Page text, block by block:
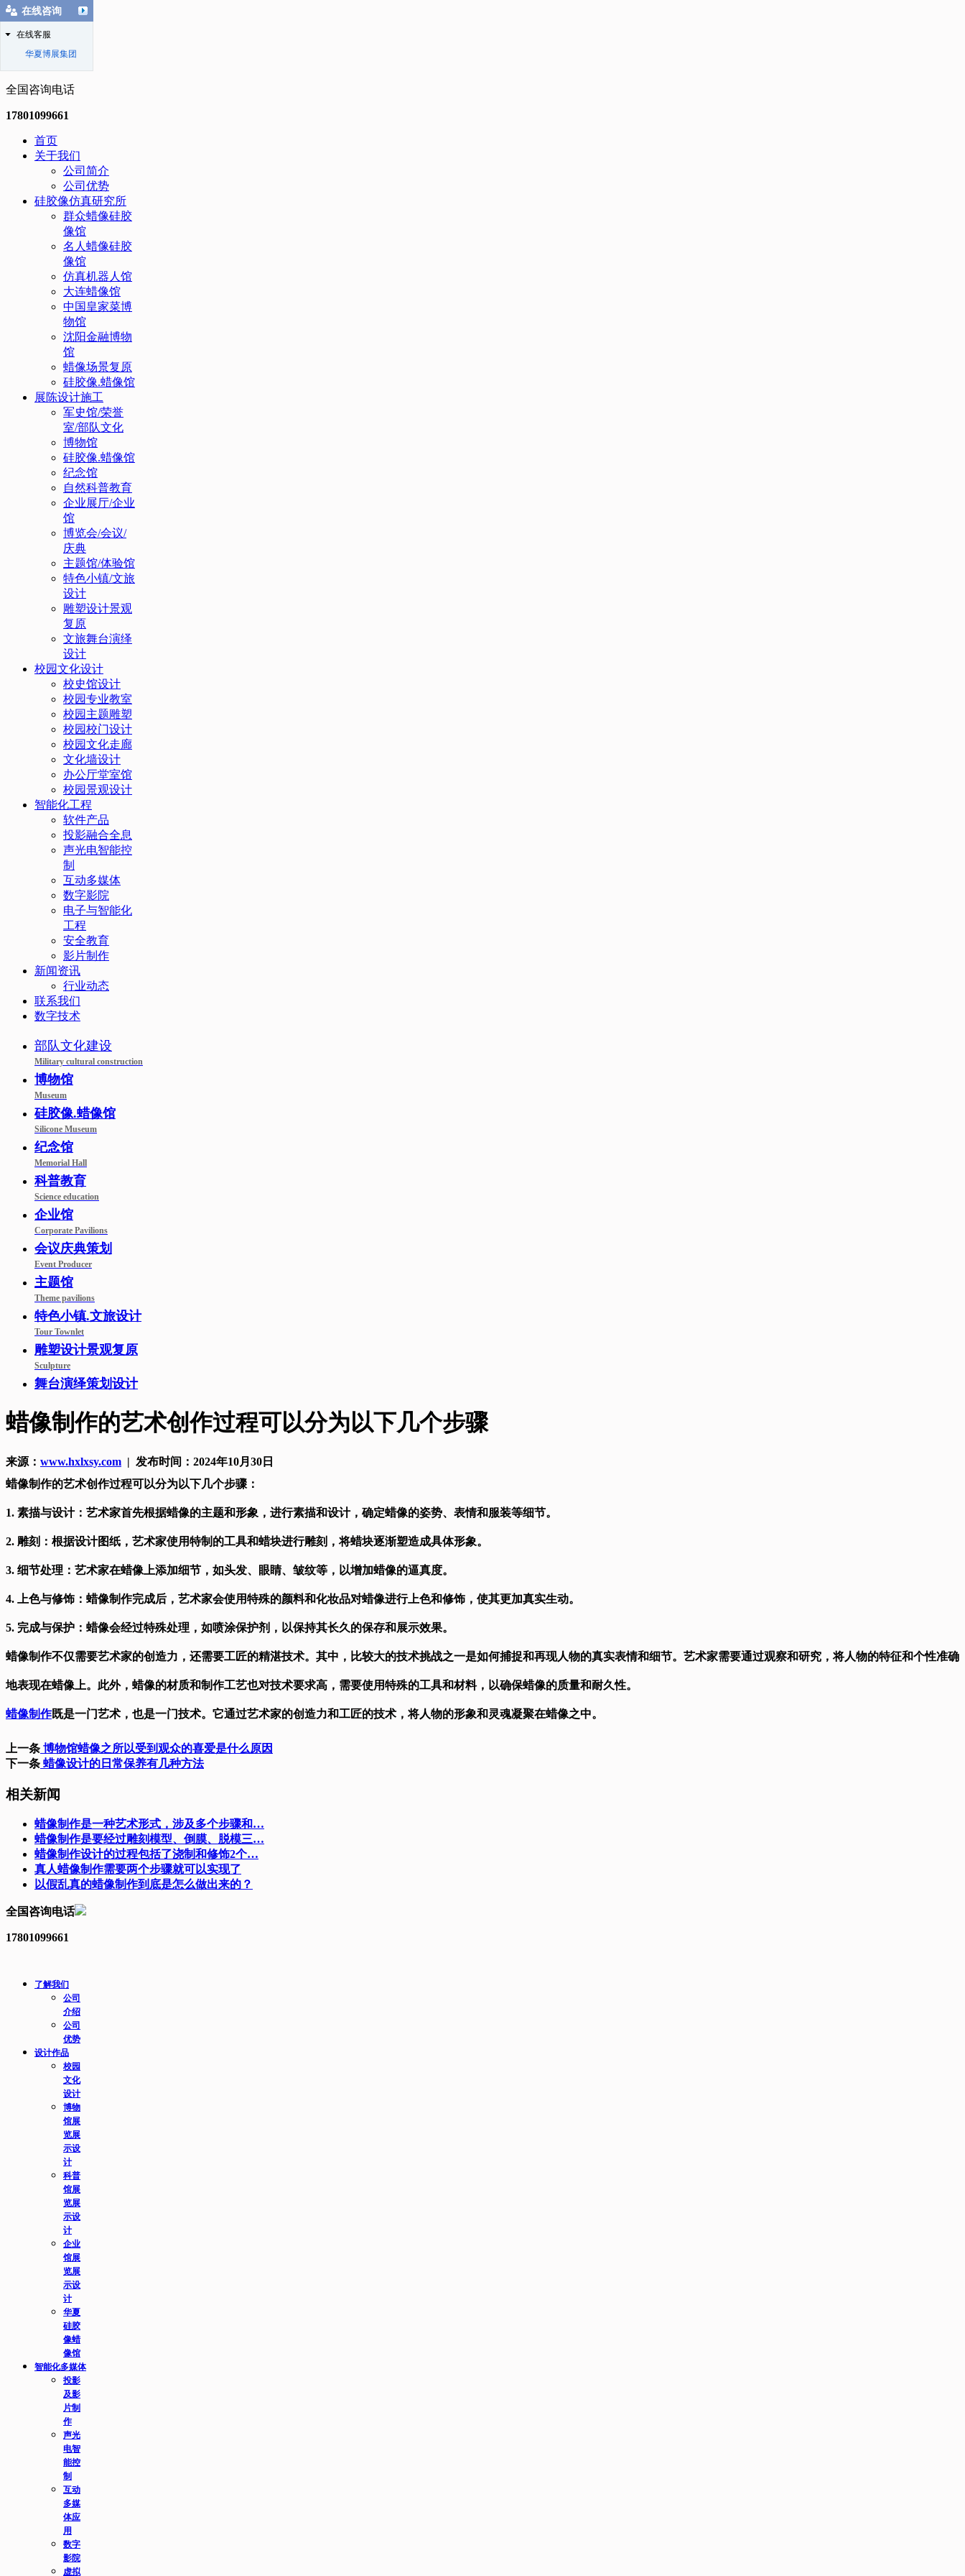
全国咨询电话
17801099661
首页
关于我们
公司简介
公司优势
硅胶像仿真研究所
群众蜡像硅胶
像馆
名人蜡像硅胶
像馆
仿真机器人馆
大连蜡像馆
中国皇家菜博
物馆
沈阳金融博物
馆
蜡像场景复原
硅胶像.蜡像馆
展陈设计施工
军史馆/荣誉
室/部队文化
博物馆
硅胶像.蜡像馆
纪念馆
自然科普教育
企业展厅/企业
馆
博览会/会议/
庆典
主题馆/体验馆
特色小镇/文旅
设计
雕塑设计景观
复原
文旅舞台演绎
设计
校园文化设计
校史馆设计
校园专业教室
校园主题雕塑
校园校门设计
校园文化走廊
文化墙设计
办公厅堂室馆
校园景观设计
智能化工程
软件产品
投影融合全息
声光电智能控
制
互动多媒体
数字影院
电子与智能化
工程
安全教育
影片制作
新闻资讯
行业动态
联系我们
数字技术
部队文化建设
Military cultural construction
博物馆
Museum
硅胶像.蜡像馆
Silicone Museum
纪念馆
Memorial Hall
科普教育
Science education
企业馆
Corporate Pavilions
会议庆典策划
Event Producer
主题馆
Theme pavilions
特色小镇.文旅设计
Tour Townlet
雕塑设计景观复原
Sculpture
舞台演绎策划设计
蜡像制作的艺术创作过程可以分为以下几个步骤
来源： www.hxlxsy.com | 发布时间：2024年10月30日
蜡像制作的艺术创作过程可以分为以下几个步骤：
1. 素描与设计：艺术家首先根据蜡像的主题和形象，进行素描和设计，确定蜡像的姿势、表情和服装等细节。
2. 雕刻：根据设计图纸，艺术家使用特制的工具和蜡块进行雕刻，将蜡块逐渐塑造成具体形象。
3. 细节处理：艺术家在蜡像上添加细节，如头发、眼睛、皱纹等，以增加蜡像的逼真度。
4. 上色与修饰：蜡像制作完成后，艺术家会使用特殊的颜料和化妆品对蜡像进行上色和修饰，使其更加真实生动。
5. 完成与保护：蜡像会经过特殊处理，如喷涂保护剂，以保持其长久的保存和展示效果。
蜡像制作不仅需要艺术家的创造力，还需要工匠的精湛技术。其中，比较大的技术挑战之一是如何捕捉和再现人物的真实表情和细节。艺术家需要通过观察和研究，将人物的特征和个性准确
地表现在蜡像上。此外，蜡像的材质和制作工艺也对技术要求高，需要使用特殊的工具和材料，以确保蜡像的质量和耐久性。
蜡像制作既是一门艺术，也是一门技术。它通过艺术家的创造力和工匠的技术，将人物的形象和灵魂凝聚在蜡像之中。
上一条 博物馆蜡像之所以受到观众的喜爱是什么原因
下一条 蜡像设计的日常保养有几种方法
相关新闻
蜡像制作是一种艺术形式，涉及多个步骤和…
蜡像制作是要经过雕刻模型、倒膜、脱模三…
蜡像制作设计的过程包括了浇制和修饰2个…
真人蜡像制作需要两个步骤就可以实现了
以假乱真的蜡像制作到底是怎么做出来的？
全国咨询电话
17801099661
了解我们
公司
介绍
公司
优势
设计作品
校园
文化
设计
博物
馆展
览展
示设
计
科普
馆展
览展
示设
计
企业
馆展
览展
示设
计
华夏
硅胶
像蜡
像馆
智能化多媒体
投影
及影
片制
作
声光
电智
能控
制
互动
多媒
体应
用
数字
影院
虚拟
在线咨询
在线客服
华夏博展集团